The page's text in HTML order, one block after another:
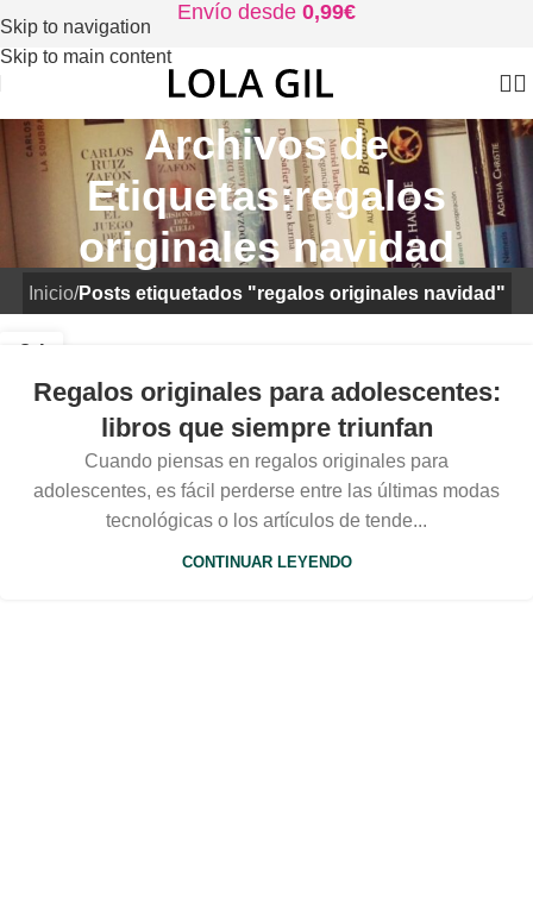
Skip to navigation
Skip to main content
Envío desde 0,99€
Archivos de
Etiquetas:regalos
originales navidad
Inicio/Posts etiquetados "regalos originales navidad"
04
Regalos originales para adolescentes:
libros que siempre triunfan
Cuando piensas en regalos originales para
adolescentes, es fácil perderse entre las últimas modas
tecnológicas o los artículos de tende...
CONTINUAR LEYENDO